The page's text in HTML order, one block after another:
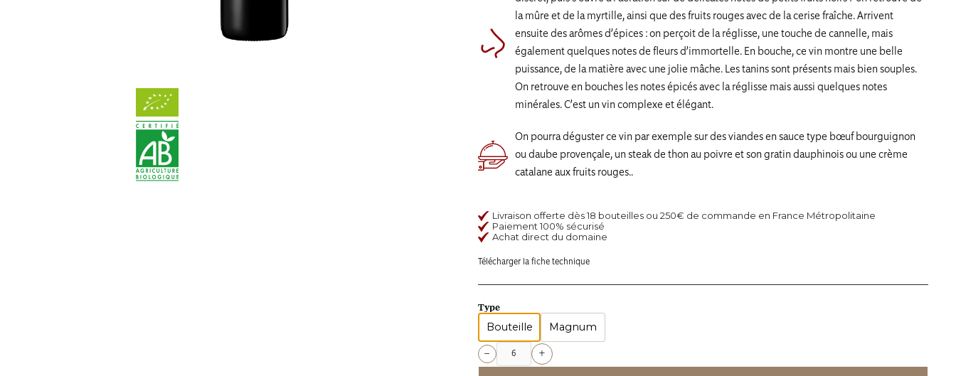
la mûre et de la myrtille, ainsi que des fruits rouges avec de la cerise fraîche. Arrivent
ensuite des arômes d’épices : on perçoit de la réglisse, une touche de cannelle, mais
également quelques notes de fleurs d’immortelle. En bouche, ce vin montre une belle
puissance, de la matière avec une jolie mâche. Les tanins sont présents mais bien souples.
On retrouve en bouches les notes épicés avec la réglisse mais aussi quelques notes
minérales. C’est un vin complexe et élégant.
On pourra déguster ce vin par exemple sur des viandes en sauce type bœuf bourguignon
ou daube provençale, un steak de thon au poivre et son gratin dauphinois ou une crème
catalane aux fruits rouges..
Livraison offerte dès 18 bouteilles ou 250€ de commande en France Métropolitaine
Paiement 100% sécurisé
Achat direct du domaine
Télécharger la fiche technique
Type
Bouteille Magnum
− +